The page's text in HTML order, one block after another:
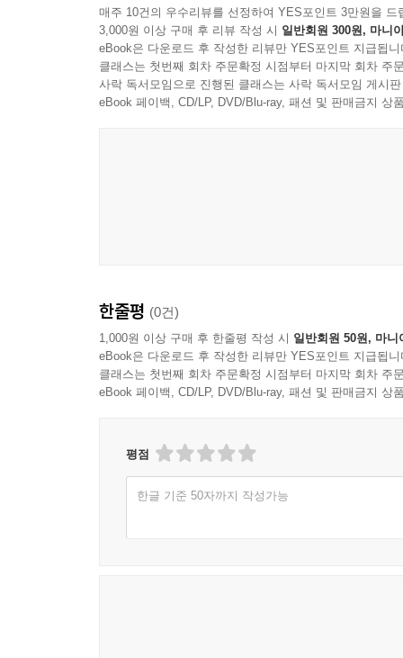
[도서] 달라도 괜찮아 우린 함께니까 : 한나 아렌트
스스로 생각하고 실천하는 아이로 키우는 철학 동
많은 나를 제치고 우리 반 왕따가 반장이 된다면
아이들에게 일어날 법한 친근한 이야기에 한나
속에 전체주의를 탐구한 여성 정치사상가 한나
고만파 박사, 철학과 학생 류팽이 함께 암호 해독
수수께끼 문장은 과연 뭘까? 암호문의 숨은 비밀
[도서] 대립과 모순을 통해 세상을 배워요 : 헤겔이
괴짜 선생님을 만났다. 어려운 문제를 척척 잘 해
당하거나 외로움을 느낄 때 마음을 위로해 주
우리의 정신은 좋은 것을 받아들이고 나쁜 것을
매주 10건의 우수리뷰를 선정하여 YES포인트 3만원을 드
3,000원 이상 구매 후 리뷰 작성 시 일반회원 300원, 마니
eBook은 다운로드 후 작성한 리뷰만 YES포인트 지급됩니
클래스는 첫번째 회차 주문확정 시점부터 마지막 회차 주
사락 독서모임으로 진행된 클래스는 사락 독서모임 게시
eBook 페이백, CD/LP, DVD/Blu-ray, 패션 및 판매금지 상
한줄평 (0건)
1,000원 이상 구매 후 한줄평 작성 시 일반회원 50원, 마니
eBook은 다운로드 후 작성한 리뷰만 YES포인트 지급됩니
클래스는 첫번째 회차 주문확정 시점부터 마지막 회차 주
eBook 페이백, CD/LP, DVD/Blu-ray, 패션 및 판매금지 상
평점
한글 기준 50자까지 작성가능